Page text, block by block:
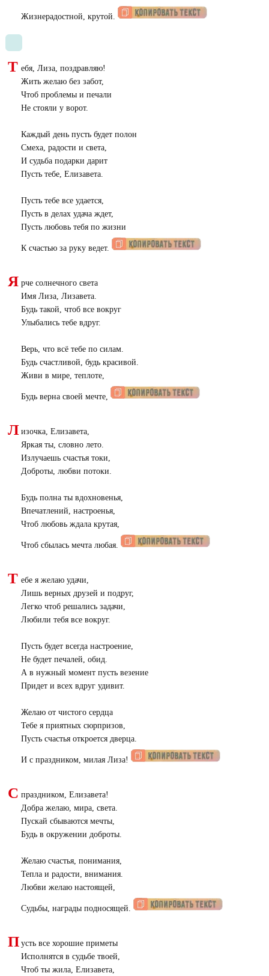
Жизнерадостной, крутой.
Т ебя, Лиза, поздравляю!
Жить желаю без забот,
Чтоб проблемы и печали
Не стояли у ворот.
Каждый день пусть будет полон
Смеха, радости и света,
И судьба подарки дарит
Пусть тебе, Елизавета.
Пусть тебе все удается,
Пусть в делах удача ждет,
Пусть любовь тебя по жизни
К счастью за руку ведет.
Я рче солнечного света
Имя Лиза, Лизавета.
Будь такой, чтоб все вокруг
Улыбались тебе вдруг.
Верь, что всё тебе по силам.
Будь счастливой, будь красивой.
Живи в мире, теплоте,
Будь верна своей мечте,
Л изочка, Елизавета,
Яркая ты, словно лето.
Излучаешь счастья токи,
Доброты, любви потоки.
Будь полна ты вдохновенья,
Впечатлений, настроенья,
Чтоб любовь ждала крутая,
Чтоб сбылась мечта любая.
Т ебе я желаю удачи,
Лишь верных друзей и подруг,
Легко чтоб решались задачи,
Любили тебя все вокруг.
Пусть будет всегда настроение,
Не будет печалей, обид.
А в нужный момент пусть везение
Придет и всех вдруг удивит.
Желаю от чистого сердца
Тебе я приятных сюрпризов,
Пусть счастья откроется дверца.
И с праздником, милая Лиза!
С праздником, Елизавета!
Добра желаю, мира, света.
Пускай сбываются мечты,
Будь в окружении доброты.
Желаю счастья, понимания,
Тепла и радости, внимания.
Любви желаю настоящей,
Судьбы, награды подносящей.
П усть все хорошие приметы
Исполнятся в судьбе твоей,
Чтоб ты жила, Елизавета,